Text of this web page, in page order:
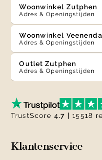
Woonwinkel Zutphen
Adres & Openingstijden
Woonwinkel
Adres & Openingstijden
Outlet Zutphen
Adres & Openingstijden
Klantenservice
TrustScore 4.7 | 15518